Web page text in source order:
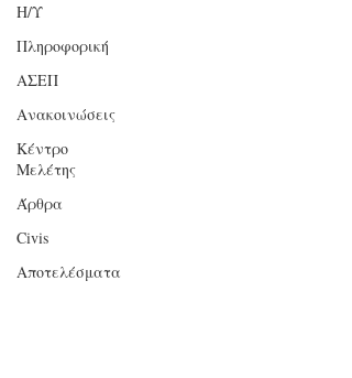
Η/Υ
Πληροφορική
ΑΣΕΠ
Ανακοινώσεις
Κέντρο
Μελέτης
Άρθρα
Civis
Αποτελέσματα